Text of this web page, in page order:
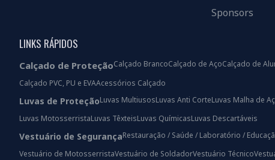
Sponsors
LINKS RÁPIDOS
Calçado de ProteçãoCalçado BrancoCalçado de AçoCalçado de
Calçado PVC, PU e EVAAcessórios Calçado
Luvas de ProteçãoLuvas MultiusosLuvas Anti CorteLuvas Malha de
Luvas MotosserristaLuvas TêxteisLuvas QuímicasLuvas Descartáveis
Vestuário de SegurançaRestauração / Saúde / Laboratório /
Vestuário de MotosserristaVestuário de SoldadorVestuário Técnico